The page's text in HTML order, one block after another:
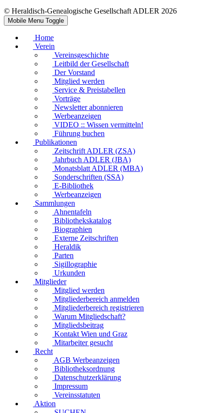
© Heraldisch-Genealogische Gesellschaft ADLER 2026
Mobile Menu Toggle
Home
Verein
Vereinsgeschichte
Leitbild der Gesellschaft
Der Vorstand
Mitglied werden
Service & Preistabellen
Vorträge
Newsletter abonnieren
Werbeanzeigen
VIDEO :: Wissen vermitteln!
Führung buchen
Publikationen
Zeitschrift ADLER (ZSA)
Jahrbuch ADLER (JBA)
Monatsblatt ADLER (MBA)
Sonderschriften (SSA)
E-Bibliothek
Werbeanzeigen
Sammlungen
Ahnentafeln
Bibliothekskatalog
Biographien
Externe Zeitschriften
Heraldik
Parten
Sigillographie
Urkunden
Mitglieder
Mitglied werden
Mitgliederbereich anmelden
Mitgliederbereich registrieren
Warum Mitgliedschaft?
Mitgliedsbeitrag
Kontakt Wien und Graz
Mitarbeiter gesucht
Recht
AGB Werbeanzeigen
Bibliotheksordnung
Datenschutzerklärung
Impressum
Vereinsstatuten
Aktion